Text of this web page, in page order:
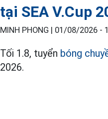
tại SEA V.Cup
MINH PHONG | 01/08/2026 -
Tối 1.8, tuyển bóng
2026.